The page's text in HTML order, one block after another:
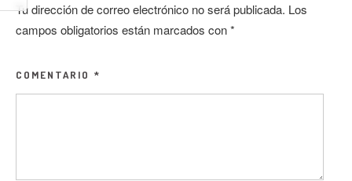
Tu dirección de correo electrónico no será publicada. Los
campos obligatorios están marcados con*
COMENTARIO *